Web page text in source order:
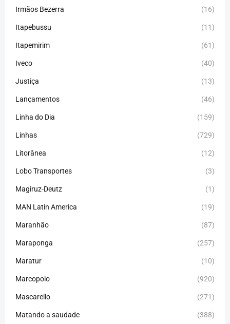
Irmãos Bezerra (16)
Itapebussu (11)
Itapemirim (61)
Iveco (40)
Justiça (13)
Lançamentos (46)
Linha do Dia (159)
Linhas (729)
Litorânea (12)
Lobo Transportes (3)
Magiruz-Deutz (1)
MAN Latin America (19)
Maranhão (87)
Maraponga (257)
Maratur (10)
Marcopolo (920)
Mascarello (271)
Matando a saudade (388)